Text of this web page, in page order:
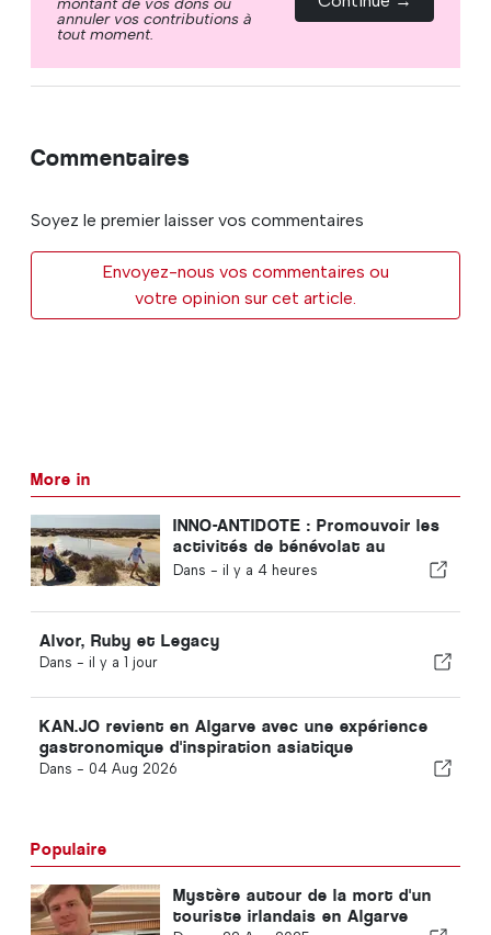
annuler vos contributions à
tout moment.
Commentaires
Soyez le premier laisser vos commentaires
Envoyez-nous vos commentaires ou
votre opinion sur cet article.
More in
INNO-ANTIDOTE : Promouvoir les
activités de bénévolat au
Portugal
Dans - il y a 4 heures
Alvor, Ruby et Legacy
Dans - il y a 1 jour
KAN.JO revient en Algarve avec une expérience
gastronomique d'inspiration asiatique
Dans - 04 Aug 2026
Populaire
Mystère autour de la mort d'un
touriste irlandais en Algarve